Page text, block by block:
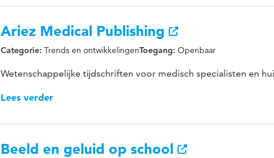
Ariez Medical Publishing
Categorie: Trends en ontwikkelingenToegang: Openbaar
Wetenschappelijke tijdschriften voor medisch specialisten en
Lees verder
Beeld en geluid op school